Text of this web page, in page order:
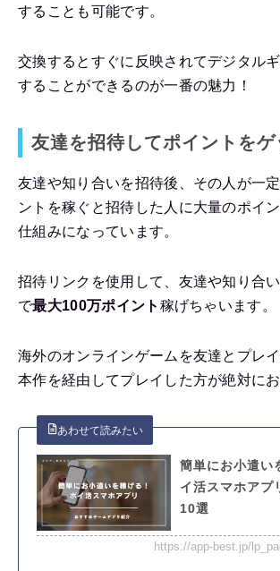
することも可能です。
交換するとすぐに反映されてデジタル
することができるのが一番の魅力！
友達を招待してポイントをゲ
友達や知り合いを招待後、その人が一
ントを稼ぐと招待した人に大量のポイ
仕組みになっています。
招待リンクを使用して、友達や知り合
で最大100万ポイント 稼げちゃいます。
海外のオンラインゲームを友達とプレイ
本作を経由してプレイした方が絶対にお
簡単にお小遣い
イ活スマホアプ
10選
https://app-best.jp/